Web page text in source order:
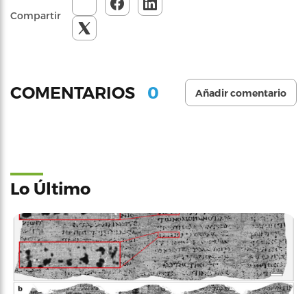
Compartir
COMENTARIOS 0 Añadir comentario
Lo Último